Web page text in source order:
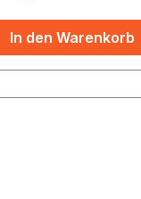
In den Warenkorb